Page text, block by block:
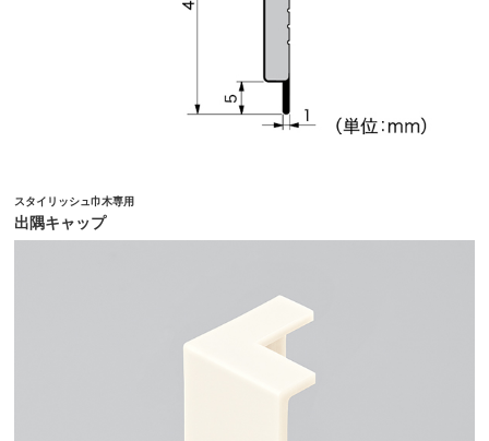
スタイリッシュ巾木専用
出隅キャップ